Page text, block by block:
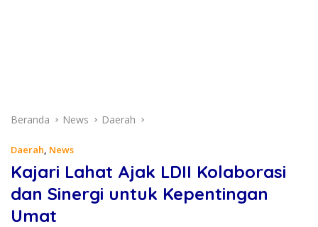
Beranda News Daerah
Daerah, News
Kajari Lahat Ajak LDII Kolaborasi
dan Sinergi untuk Kepentingan
Umat